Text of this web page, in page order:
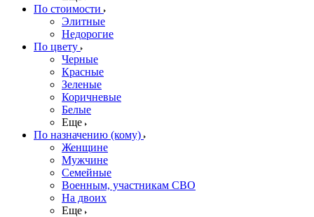
По стоимости
Элитные
Недорогие
По цвету
Черные
Красные
Зеленые
Коричневые
Белые
Еще
По назначению (кому)
Женщине
Мужчине
Семейные
Военным, участникам СВО
На двоих
Еще